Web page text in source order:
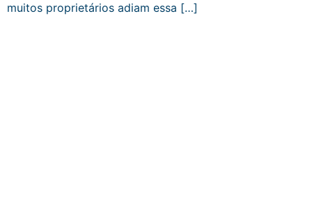
muitos proprietários adiam essa […]